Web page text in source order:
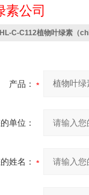
素公司
HL-C-C112植物叶绿素（
产品：
单位：
姓名：